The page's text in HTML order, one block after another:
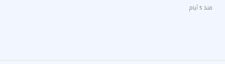
منذ 5 أيام